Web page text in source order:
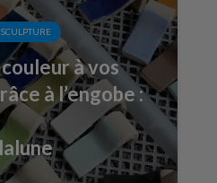
à vos
à l’engobe :